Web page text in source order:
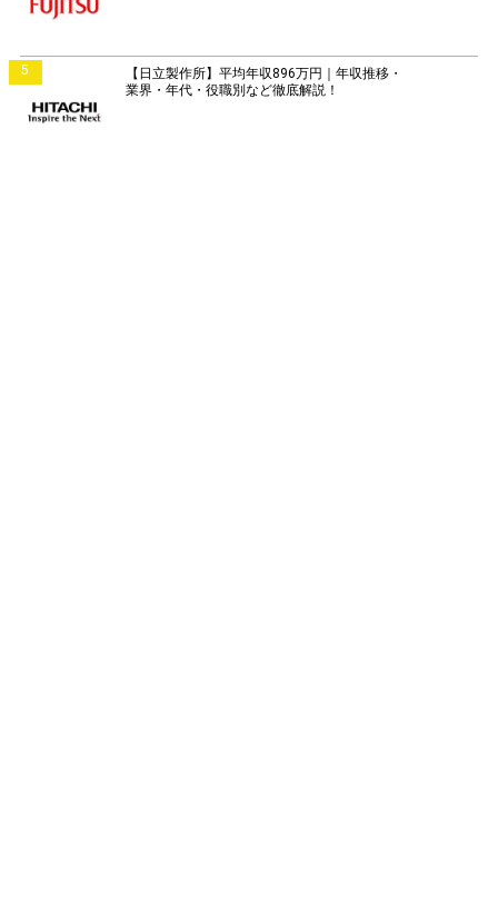
5
【日立製作所】平均年収896万円｜年収推移・
業界・年代・役職別など徹底解説！